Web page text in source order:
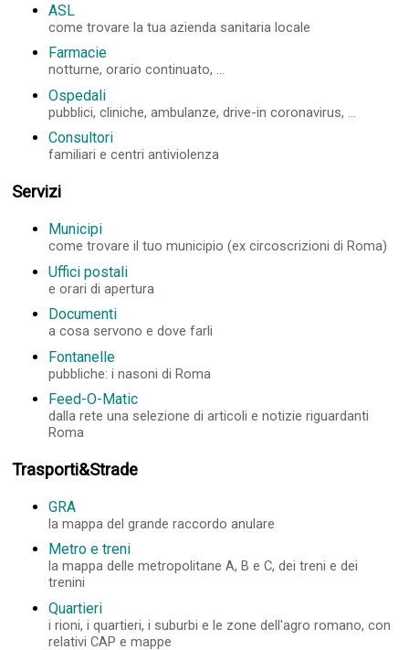
ASL
come trovare la tua azienda sanitaria locale
Farmacie
notturne, orario continuato, ...
Ospedali
pubblici, cliniche, ambulanze, drive-in coronavirus, ...
Consultori
familiari e centri antiviolenza
Servizi
Municipi
come trovare il tuo municipio (ex circoscrizioni di Roma)
Uffici postali
e orari di apertura
Documenti
a cosa servono e dove farli
Fontanelle
pubbliche: i nasoni di Roma
Feed-O-Matic
dalla rete una selezione di articoli e notizie riguardanti
Roma
Trasporti&Strade
GRA
la mappa del grande raccordo anulare
Metro e treni
la mappa delle metropolitane A, B e C, dei treni e dei
trenini
Quartieri
i rioni, i quartieri, i suburbi e le zone dell'agro romano, con
relativi CAP e mappe